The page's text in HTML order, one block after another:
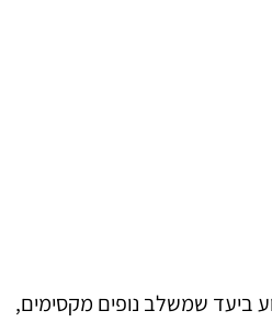
ביעד שמשלב נופים מקסימים,